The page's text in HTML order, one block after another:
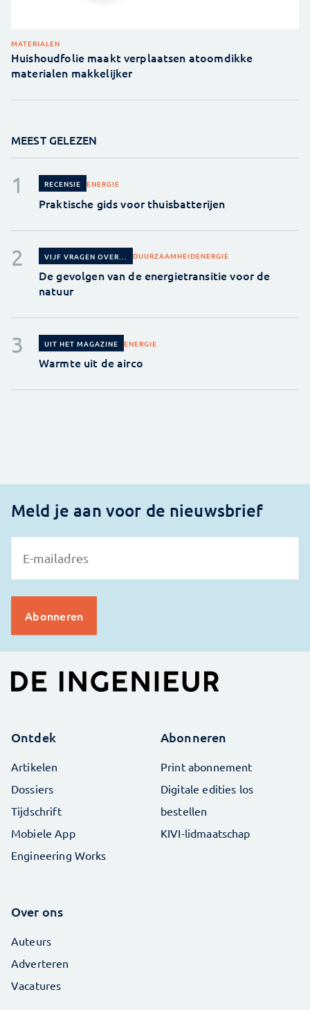
MATERIALEN
Huishoudfolie maakt verplaatsen atoomdikke
materialen makkelijker
MEEST GELEZEN
RECENSIE ENERGIE
Praktische gids voor thuisbatterijen
VIJF VRAGEN OVER... DUURZAAMHEIDENERGIE
De gevolgen van de energietransitie voor de
natuur
UIT HET MAGAZINE ENERGIE
Warmte uit de airco
Meld je aan voor de nieuwsbrief
Ontdek
Artikelen
Dossiers
Tijdschrift
Mobiele App
Engineering Works
Abonneren
Print abonnement
Digitale edities los
bestellen
KIVI-lidmaatschap
Over ons
Auteurs
Adverteren
Vacatures